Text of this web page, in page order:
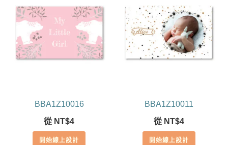
BBA1Z10016
從 NT$4
開始線上設計
BBA1Z10011
從 NT$4
開始線上設計